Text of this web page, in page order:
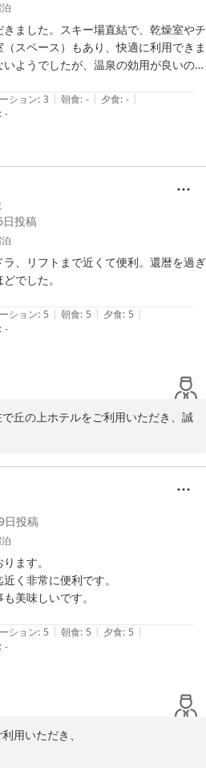
ました。スキー場直結で、乾燥室やチ
スペース）もあり、快適に利用できま
ようでしたが、温泉の効用が良いの
ことができました。全体的に満足でき
案内を受けるまでわからなかったの
ただきました。(公式ホームページには
が、実際は荷物を下ろして徒歩5分程
ション: 3 | 朝食: - | 夕食: - |
: -
投稿
、リフトまで近くて便利。還暦を過ぎ
でした。
ション: 5 | 朝食: 5 | 夕食: 5 |
: -
丘の上ホテルをご利用いただき、誠
なるほどおいしくご提供できたこ
さい。
いました。
日投稿
ます。
く非常に便利です。
美味しいです。
ション: 5 | 朝食: 5 | 夕食: 5 |
: -
用いただき、